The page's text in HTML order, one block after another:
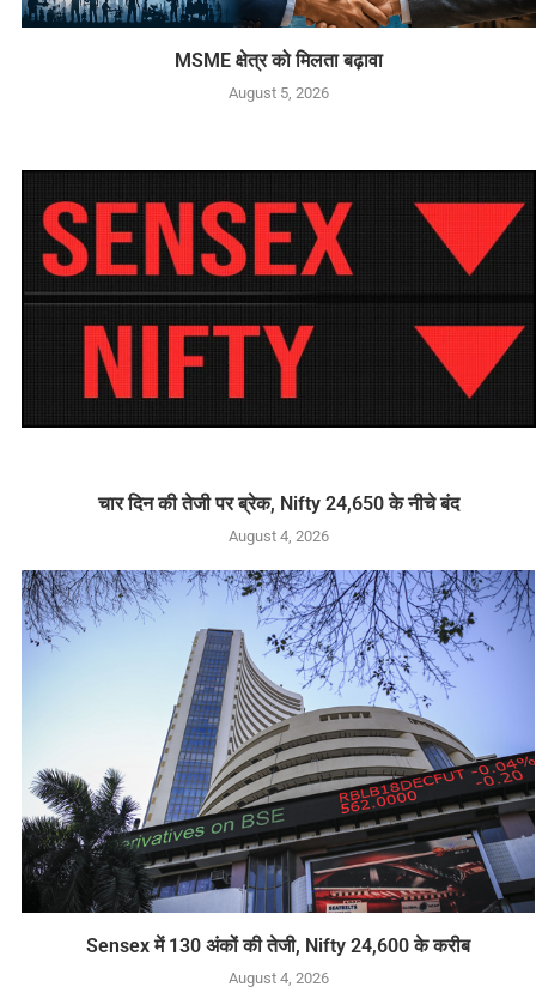
MSME क्षेत्र को मिलता बढ़ावा
August 5, 2026
चार दिन की तेजी पर ब्रेक, Nifty 24,650 के नीचे बंद
August 4, 2026
Sensex में 130 अंकों की तेजी, Nifty 24,600 के करीब
August 4, 2026